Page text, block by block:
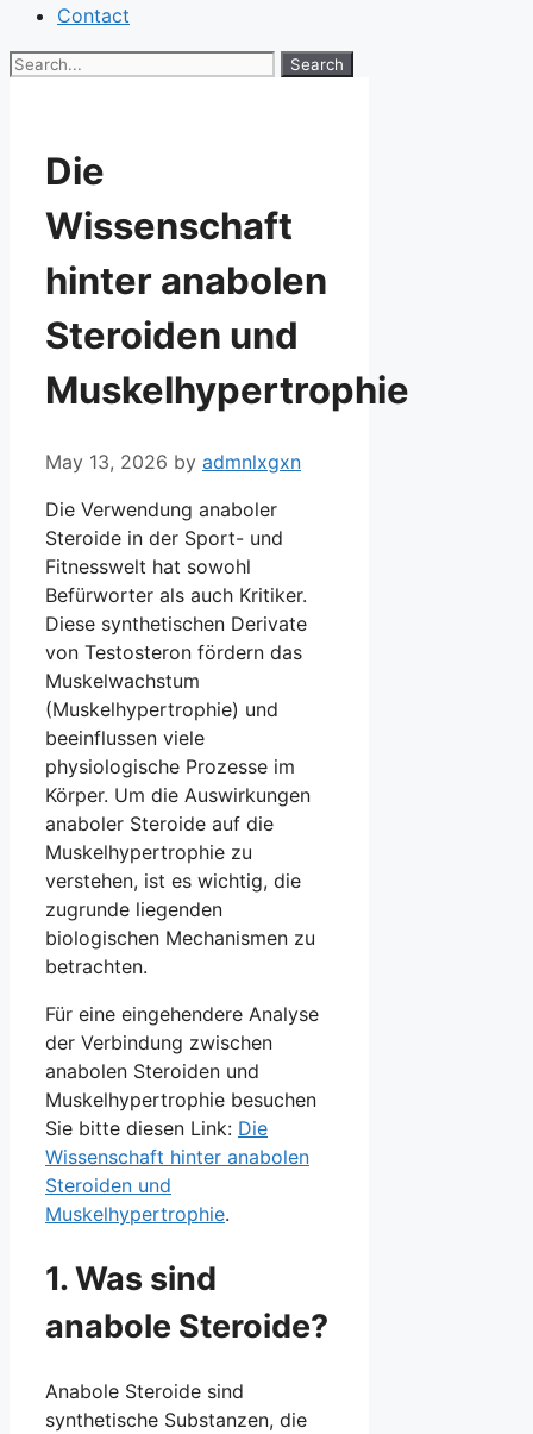
Contact
Search
Die
Wissenschaft
hinter anabolen
Steroiden und
Muskelhypertrophie
May 13, 2026 by admnlxgxn
Die Verwendung anaboler
Steroide in der Sport- und
Fitnesswelt hat sowohl
Befürworter als auch Kritiker.
Diese synthetischen Derivate
von Testosteron fördern das
Muskelwachstum
(Muskelhypertrophie) und
beeinflussen viele
physiologische Prozesse im
Körper. Um die Auswirkungen
anaboler Steroide auf die
Muskelhypertrophie zu
verstehen, ist es wichtig, die
zugrunde liegenden
biologischen Mechanismen zu
betrachten.
Für eine eingehendere Analyse
der Verbindung zwischen
anabolen Steroiden und
Muskelhypertrophie besuchen
Sie bitte diesen Link: Die
Wissenschaft hinter anabolen
Steroiden und
Muskelhypertrophie.
1. Was sind
anabole Steroide?
Anabole Steroide sind
synthetische Substanzen, die